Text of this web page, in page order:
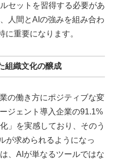
セットを習得する必要があ
人間とAIの強みを組み合わ
重要になります。
組織文化の醸成
の働き方にポジティブな変
ジェント導入企業の91.1%
」を実感しており、そのう
が求められるようになっ
、AIが単なるツールではな